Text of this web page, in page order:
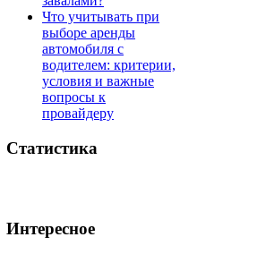
Что учитывать при
выборе аренды
автомобиля с
водителем: критерии,
условия и важные
вопросы к
провайдеру
Статистика
Интересное